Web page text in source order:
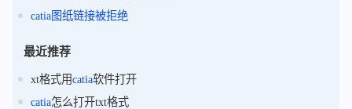
catia图纸链接被拒绝
最近推荐
xt格式用catia软件打开
catia怎么打开txt格式